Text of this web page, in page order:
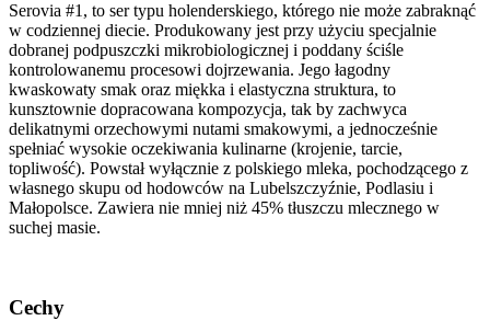
Serovia #1, to ser typu holenderskiego, którego nie może zabraknąć
w codziennej diecie. Produkowany jest przy użyciu specjalnie
dobranej podpuszczki mikrobiologicznej i poddany ściśle
kontrolowanemu procesowi dojrzewania. Jego łagodny
kwaskowaty smak oraz miękka i elastyczna struktura, to
kunsztownie dopracowana kompozycja, tak by zachwyca
delikatnymi orzechowymi nutami smakowymi, a jednocześnie
spełniać wysokie oczekiwania kulinarne (krojenie, tarcie,
topliwość). Powstał wyłącznie z polskiego mleka, pochodzącego z
własnego skupu od hodowców na Lubelszczyźnie, Podlasiu i
Małopolsce. Zawiera nie mniej niż 45% tłuszczu mlecznego w
suchej masie.
Cechy